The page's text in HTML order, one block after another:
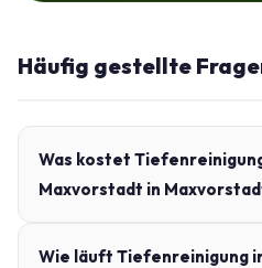
Häufig gestellte
Was kostet
Maxvorstadt in
Wie läuft Tiefenreinigung